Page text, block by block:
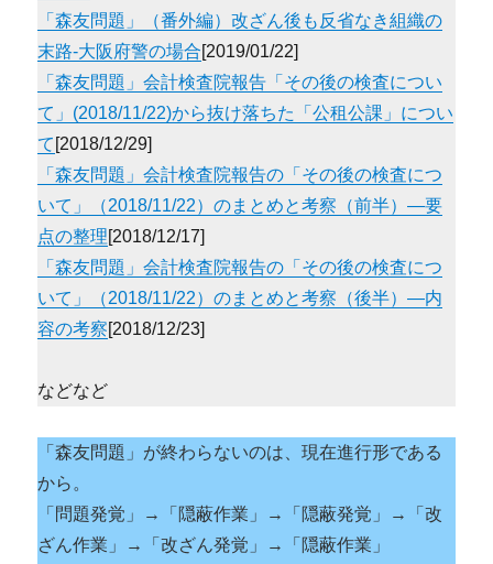
「森友問題」（番外編）改ざん後も反省なき組織の
末路-大阪府警の場合[2019/01/22]
「森友問題」会計検査院報告「その後の検査につい
て」(2018/11/22)から抜け落ちた「公租公課」につい
て [2018/12/29]
「森友問題」会計検査院報告の「その後の検査につ
いて」（2018/11/22）のまとめと考察（前半）―要
点の整理[2018/12/17]
「森友問題」会計検査院報告の「その後の検査につ
いて」（2018/11/22）のまとめと考察（後半）―内
容の考察[2018/12/23]
などなど
「森友問題」が終わらないのは、現在進行形である
から。
「問題発覚」→「隠蔽作業」→「隠蔽発覚」→「改
ざん作業」→「改ざん発覚」→「隠蔽作業」